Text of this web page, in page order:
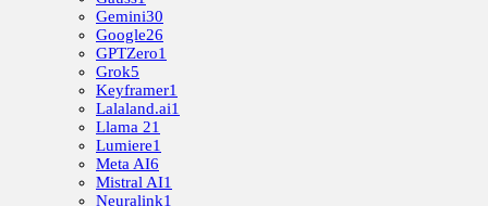
Gemini30
Google26
GPTZero1
Grok5
Keyframer1
Lalaland.ai1
Llama 21
Lumiere1
Meta AI6
Mistral AI1
Neuralink1